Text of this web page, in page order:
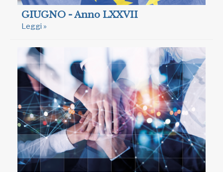
GIUGNO - Anno LXXVII
Leggi »